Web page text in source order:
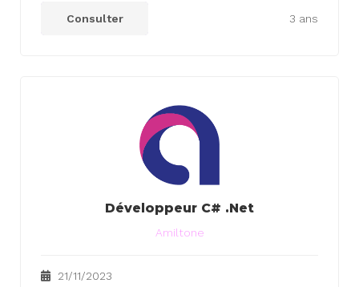
Consulter 3 ans
Développeur C# .Net
Amiltone
21/11/2023